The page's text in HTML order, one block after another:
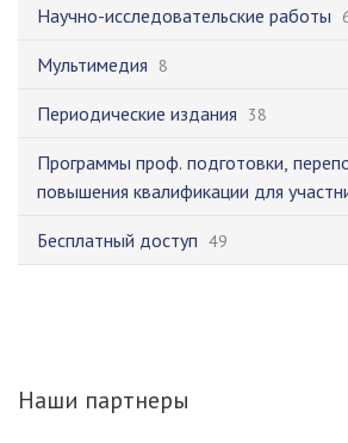
Научно-исследовательские работы
Мультимедия 8
Периодические издания 38
Программы проф. подготовки,
повышения квалификации для
Бесплатный доступ 49
Наши партнеры